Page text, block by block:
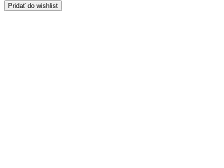
Pridať do wishlist